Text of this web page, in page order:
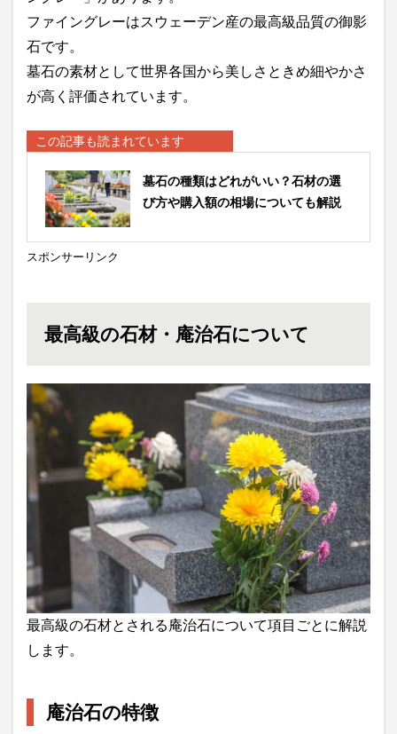
ファイングレーはスウェーデン産の最高級品質の御影
石です。
墓石の素材として世界各国から美しさときめ細やかさ
が高く評価されています。
この記事も読まれています
墓石の種類はどれがいい？石材の選
び方や購入額の相場についても解説
スポンサーリンク
最高級の石材・庵治石について
最高級の石材とされる庵治石について項目ごとに解説
します。
庵治石の特徴